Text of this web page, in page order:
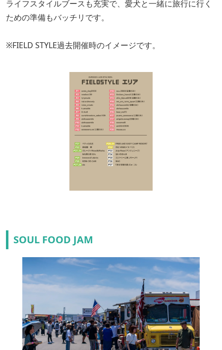
ライフスタイルブースも充実で、愛犬と一緒に旅行に行く
ための準備もバッチリです。
※FIELD STYLE過去開催時のイメージです。
SOUL FOOD JAM